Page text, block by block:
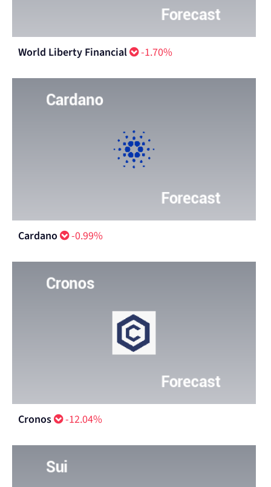
World Liberty Financial -1.70%
Cardano -0.99%
Cronos -12.04%